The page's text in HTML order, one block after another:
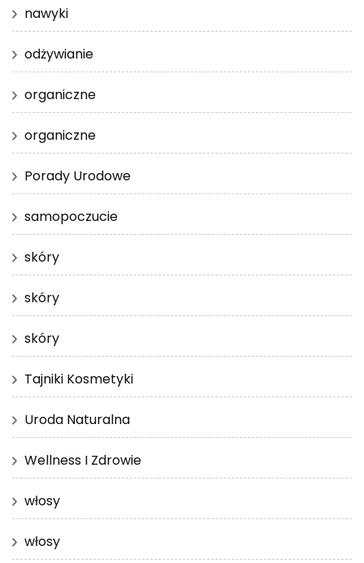
nawyki
odżywianie
organiczne
organiczne
Porady Urodowe
samopoczucie
skóry
skóry
skóry
Tajniki Kosmetyki
Uroda Naturalna
Wellness I Zdrowie
włosy
włosy